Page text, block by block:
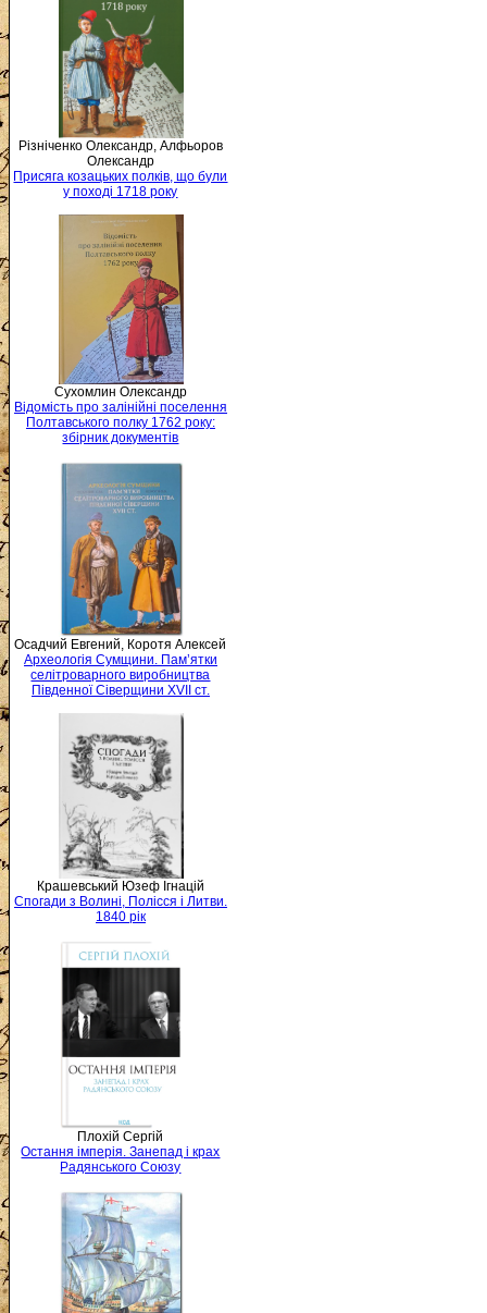
Різніченко Олександр, Алфьоров
Олександр
Присяга козацьких полків, що були
у поході 1718 року
Сухомлин Олександр
Відомість про залінійні поселення
Полтавського полку 1762 року:
збірник документів
Осадчий Евгений, Коротя Алексей
Археологія Сумщини. Пам’ятки
селітроварного виробництва
Південної Сіверщини XVII ст.
Крашевський Юзеф Ігнацій
Спогади з Волині, Полісся і Литви.
1840 рік
Плохій Сергій
Остання імперія. Занепад і крах
Радянського Союзу